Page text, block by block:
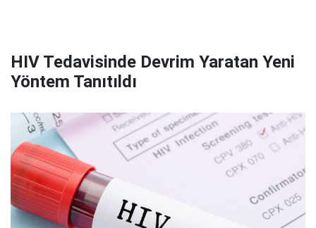
HIV Tedavisinde Devrim Yaratan Yeni
Yöntem Tanıtıldı